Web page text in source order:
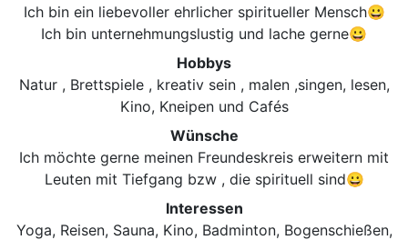
Ich bin ein liebevoller ehrlicher spiritueller Mensch😀
Ich bin unternehmungslustig und lache gerne😀
Hobbys
Natur , Brettspiele , kreativ sein , malen ,singen, lesen,
Kino, Kneipen und Cafés
Wünsche
Ich möchte gerne meinen Freundeskreis erweitern mit
Leuten mit Tiefgang bzw , die spirituell sind😀
Interessen
Yoga, Reisen, Sauna, Kino, Badminton, Bogenschießen,